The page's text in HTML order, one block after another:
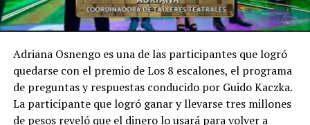
Adriana Osnengo es una de las participantes que logró
quedarse con el premio de Los 8 escalones, el programa
de preguntas y respuestas conducido por Guido Kaczka.
La participante que logró ganar y llevarse tres millones
de pesos reveló que el dinero lo usará para volver a